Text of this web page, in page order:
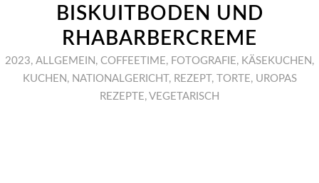
BISKUITBODEN UND
RHABARBERCREME
2023, ALLGEMEIN , COFFEETIME, FOTOGRAFIE, KÄSEKUCHEN ,
KUCHEN , NATIONALGERICHT , REZEPT , TORTE, UROPAS
REZEPTE, VEGETARISCH